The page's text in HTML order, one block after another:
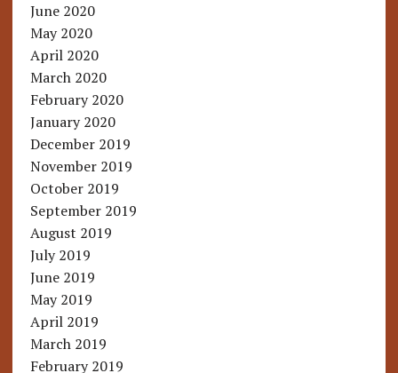
June 2020
May 2020
April 2020
March 2020
February 2020
January 2020
December 2019
November 2019
October 2019
September 2019
August 2019
July 2019
June 2019
May 2019
April 2019
March 2019
February 2019